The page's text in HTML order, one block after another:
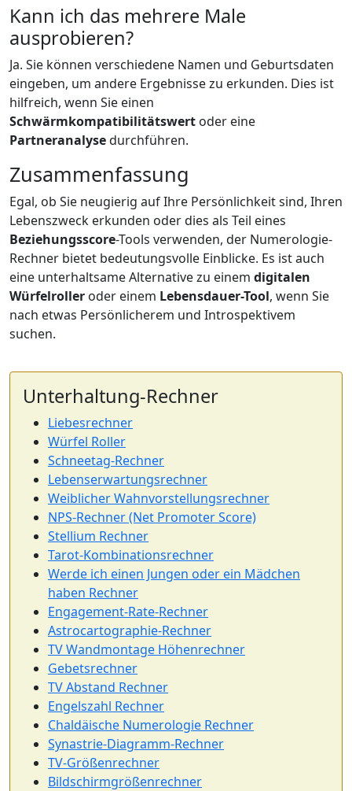
Kann ich das mehrere Male
ausprobieren?
Ja. Sie können verschiedene Namen und Geburtsdaten
eingeben, um andere Ergebnisse zu erkunden. Dies ist
hilfreich, wenn Sie einen
Schwärmkompatibilitätswert oder eine
Partneranalysedurchführen.
Zusammenfassung
Egal, ob Sie neugierig auf Ihre Persönlichkeit sind, Ihren
Lebenszweck erkunden oder dies als Teil eines
Beziehungsscore-Tools verwenden, der Numerologie-
Rechner bietet bedeutungsvolle Einblicke. Es ist auch
eine unterhaltsame Alternative zu einem digitalen
Würfelroller oder einem Lebensdauer-Tool, wenn Sie
nach etwas Persönlicherem und Introspektivem
suchen.
Unterhaltung-Rechner
Liebesrechner
Würfel Roller
Schneetag-Rechner
Lebenserwartungsrechner
Weiblicher Wahnvorstellungsrechner
NPS-Rechner (Net Promoter Score)
Stellium Rechner
Tarot-Kombinationsrechner
Werde ich einen Jungen oder ein Mädchen
haben Rechner
Engagement-Rate-Rechner
Astrocartographie-Rechner
TV Wandmontage Höhenrechner
Gebetsrechner
TV Abstand Rechner
Engelszahl Rechner
Chaldäische Numerologie Rechner
Synastrie-Diagramm-Rechner
TV-Größenrechner
Bildschirmgrößenrechner